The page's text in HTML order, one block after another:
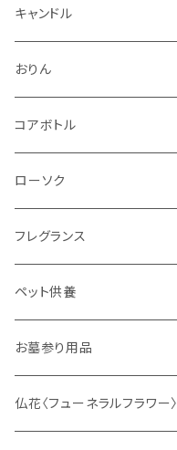
香立・香皿
キャンドル
おりん
コアボトル
ローソク
フレグランス
ディフューザー
サシェ
ペット供養
お墓参り用品
仏花〈フューネラルフラワー〉